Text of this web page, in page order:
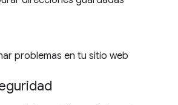
problemas en tu sitio web